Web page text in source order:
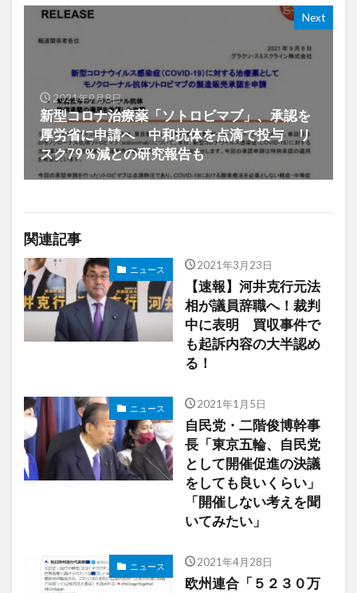
Next
2021年9月8日
新型コロナ治療薬「ソトロビマブ」、承認を
厚労省に申請へ 中和抗体を点滴で投与 リ
スク79％減との研究報告も
関連記事
ニュース 2021年3月23日
【速報】河井克行元法
相が議員辞職へ！裁判
中に表明 買収事件で
も起訴内容の大半認め
る！
ニュース 2021年1月5日
自民党・二階俊博幹事
長「東京五輪、自民党
として開催促進の決議
をしても良いくらい」
「開催しない考えを聞
いてみたい」
ニュース 2021年4月28日
欧州連合「５２３０万